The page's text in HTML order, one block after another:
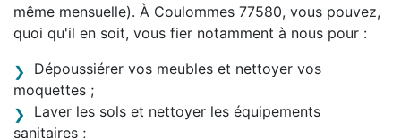
même mensuelle). À Coulommes 77580, vous pouvez,
quoi qu'il en soit, vous fier notamment à nous pour :
Dépoussiérer vos meubles et nettoyer vos
moquettes ;
Laver les sols et nettoyer les équipements
sanitaires ;